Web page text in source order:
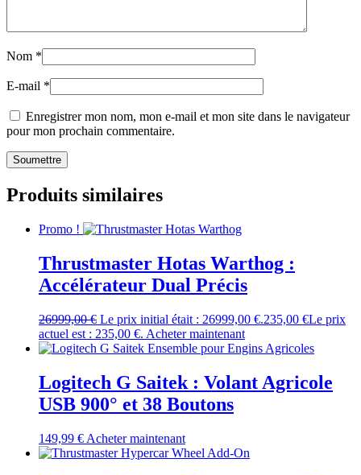
Nom *
E-mail *
Enregistrer mon nom, mon e-mail et mon site dans le navigateur
pour mon prochain commentaire.
Produits similaires
Promo !
Thrustmaster Hotas Warthog :
Accélérateur Dual Précis
26999,00€ Le prix initial était : 26999,00 €.235,00 €Le prix
actuel est : 235,00 €. Acheter maintenant
Logitech G Saitek : Volant Agricole
USB 900° et 38 Boutons
149,99 € Acheter maintenant